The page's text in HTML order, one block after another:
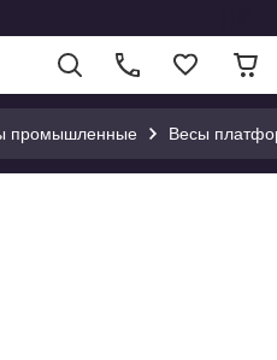
промышленные Весы